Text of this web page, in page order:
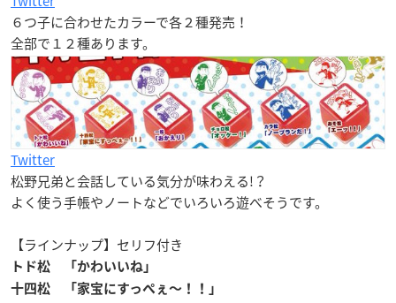
６つ子に合わせたカラーで各２種発売！
全部で１２種あります。
Twitter
松野兄弟と会話している気分が味わえる!？
よく使う手帳やノートなどでいろいろ遊べそうです。
【ラインナップ】 セリフ付き
トド松 「かわいいね」
十四松 「家宝にすっぺぇ〜！！」